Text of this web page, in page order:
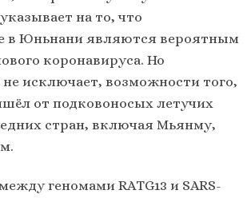
на то, что
в Юньнани являются вероятным
коронавируса. Но
не исключает, возможности того,
от подковоносых летучих
стран, включая Мьянму,
геномами RATG13 и SARS-